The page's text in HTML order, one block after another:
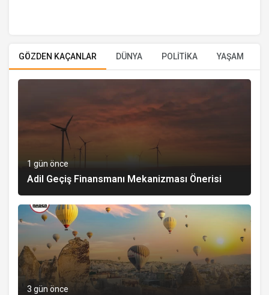
GÖZDEN KAÇANLAR DÜNYA POLİTİKA YAŞAM
1 gün önce
Adil Geçiş Finansmanı Mekanizması Önerisi
3 gün önce